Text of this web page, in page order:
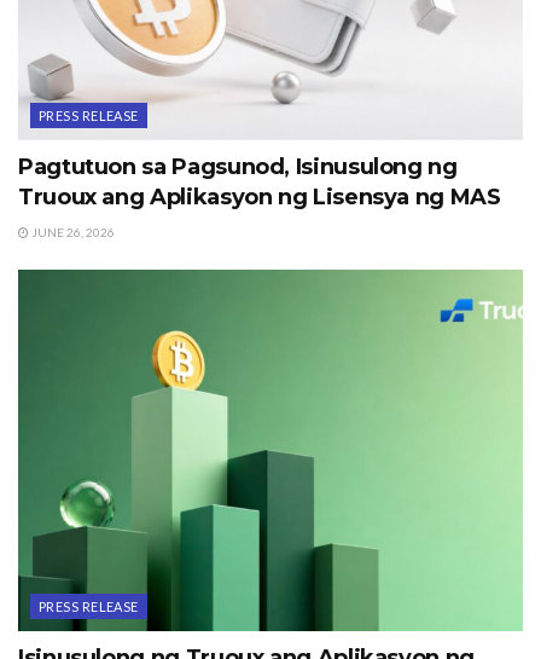
PRESS RELEASE
Pagtutuon sa Pagsunod, Isinusulong ng
Truoux ang Aplikasyon ng Lisensya ng MAS
JUNE 26, 2026
PRESS RELEASE